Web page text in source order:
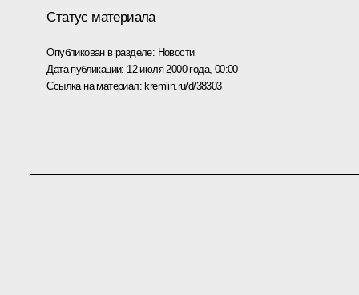
Статус материала
Опубликован в разделе: Новости
Дата публикации: 12 июля 2000 года, 00:00
Ссылка на материал:kremlin.ru/d/38303